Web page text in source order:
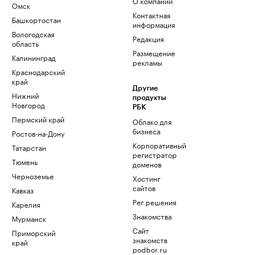
Омск
Башкортостан
Вологодская
область
Калининград
Краснодарский
край
Нижний
Новгород
Пермский край
Ростов-на-Дону
Татарстан
Тюмень
Черноземье
Кавказ
Карелия
Мурманск
Приморский
край
Контактная
информация
Редакция
Размещение
рекламы
Другие
продукты
РБК
Облако для
бизнеса
Корпоративный
регистратор
доменов
Хостинг
сайтов
Рег.решения
Знакомства
Сайт
знакомств
podbor.ru